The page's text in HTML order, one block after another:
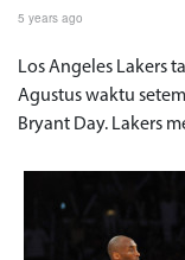
5 years ago
Los Angeles Lakers
Agustus waktu
Bryant Day. Lakers